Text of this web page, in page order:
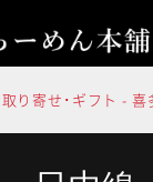
取り寄せ･ギフト -